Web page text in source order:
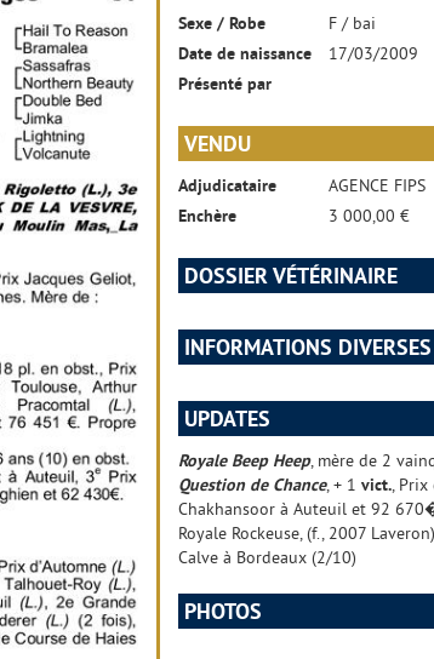
Sexe / Robe
F / bai
Date de naissance
17/03/2009
Présenté par
VENDU
Adjudicataire
AGENCE FIPS
Enchère
3 000,00 €
DOSSIER VÉTÉRINAIRE
INFORMATIONS DIVERSES
UPDATES
Royale Beep Heep, mère de 2
Question de Chance, + 1 vict., Prix
Chakhansoor à Auteuil et 92
Royale Rockeuse, (f., 2007
Calve à Bordeaux (2/10)
PHOTOS